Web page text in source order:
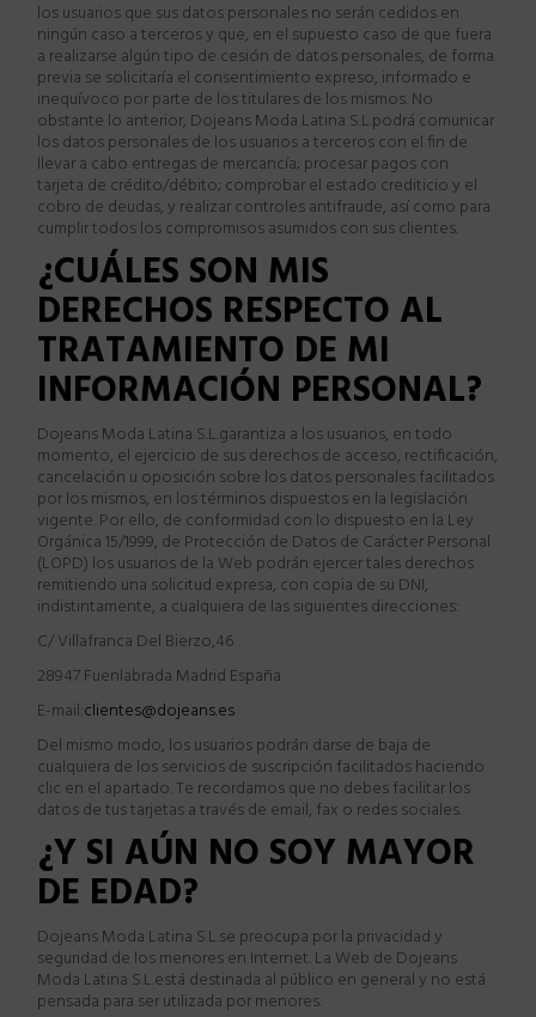
los usuarios que sus datos personales no serán cedidos en
ningún caso a terceros y que, en el supuesto caso de que fuera
a realizarse algún tipo de cesión de datos personales, de forma
previa se solicitaría el consentimiento expreso, informado e
inequívoco por parte de los titulares de los mismos. No
obstante lo anterior, Dojeans Moda Latina S.L.podrá comunicar
los datos personales de los usuarios a terceros con el fin de
llevar a cabo entregas de mercancía; procesar pagos con
tarjeta de crédito/débito; comprobar el estado crediticio y el
cobro de deudas, y realizar controles antifraude, asícomo para
cumplir todos los compromisos asumidos con sus clientes.
¿CUÁLES SON MIS
DERECHOS RESPECTO AL
TRATAMIENTO DE MI
INFORMACIÓN PERSONAL?
Dojeans Moda Latina S.L.garantiza a los usuarios, en todo
momento, el ejercicio de sus derechos de acceso, rectificación,
cancelación u oposición sobre los datos personales facilitados
por los mismos, en los términos dispuestos en la legislación
vigente. Por ello, de conformidad con lo dispuesto en la Ley
Orgánica 15/1999, de Protección de Datos de Carácter Personal
(LOPD) los usuarios de la Web podrán ejercer tales derechos
remitiendo una solicitud expresa, con copia de su DNI,
indistintamente, a cualquiera de las siguientes direcciones:
C/ Villafranca Del Bierzo,46
28947 Fuenlabrada Madrid España
E-mail:clientes@dojeans.es
Del mismo modo, los usuarios podrán darse de baja de
cualquiera de los servicios de suscripción facilitados haciendo
clic en el apartado Te recordamos que no debes facilitar los
datos de tus tarjetas a través de email, fax o redes sociales.
¿Y SI AÚN NO SOY MAYOR
DE EDAD?
Dojeans Moda Latina S.L.se preocupa por la privacidad y
seguridad de los menores en Internet. La Web de Dojeans
Moda Latina S.L.está destinada al público en general y no está
pensada para ser utilizada por menores.